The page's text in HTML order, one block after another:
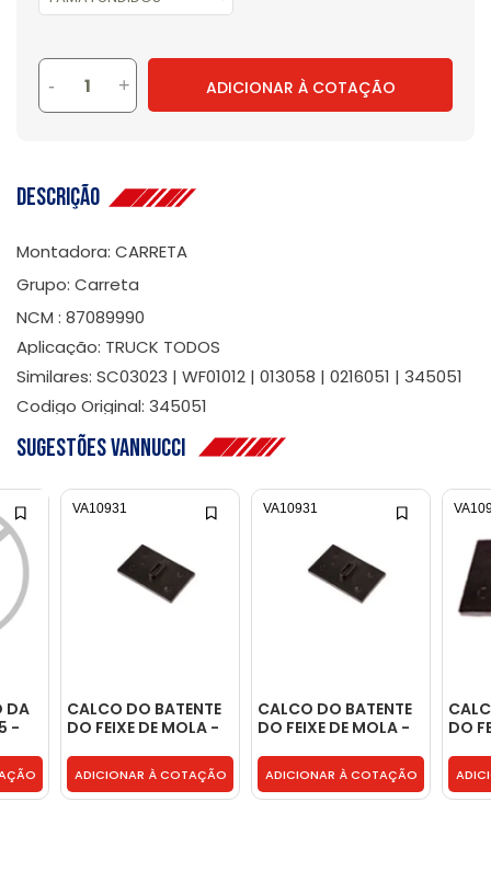
- + ADICIONAR À COTAÇÃO
Descrição
Montadora: CARRETA
Grupo: Carreta
NCM : 87089990
Aplicação: TRUCK TODOS
Similares: SC03023 | WF01012 | 013058 | 0216051 | 345051
Codigo Original: 345051
Sugestões Vannucci
DA
-
CALCO DO BATENTE
DO FEIXE DE MOLA -
ADICIONAR À COTAÇÃO
VA10931
CALCO DO BATENTE
DO FEIXE DE MOLA -
ADICIONAR À COTAÇÃO
VA10931
DO